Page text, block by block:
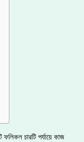
চারটি পর্যায়ে কাজ